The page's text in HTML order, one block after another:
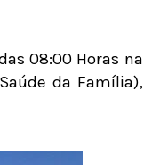
08:00 Horas na
da Família),